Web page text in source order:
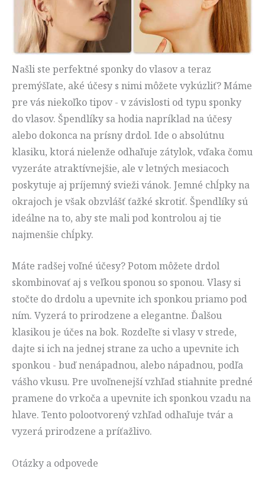
Našli ste perfektné sponky do vlasov a teraz
premýšľate, aké účesy s nimi môžete vykúzliť? Máme
pre vás niekoľko tipov - v závislosti od typu sponky
do vlasov. Špendlíky sa hodia napríklad na účesy
alebo dokonca na prísny drdol. Ide o absolútnu
klasiku, ktorá nielenže odhaľuje zátylok, vďaka čomu
vyzeráte atraktívnejšie, ale v letných mesiacoch
poskytuje aj príjemný svieži vánok. Jemné chĺpky na
okrajoch je však obzvlášť ťažké skrotiť. Špendlíky sú
ideálne na to, aby ste mali pod kontrolou aj tie
najmenšie chĺpky.
Máte radšej voľné účesy? Potom môžete drdol
skombinovať aj s veľkou sponou so sponou. Vlasy si
stočte do drdolu a upevnite ich sponkou priamo pod
ním. Vyzerá to prirodzene a elegantne. Ďalšou
klasikou je účes na bok. Rozdeľte si vlasy v strede,
dajte si ich na jednej strane za ucho a upevnite ich
sponkou - buď nenápadnou, alebo nápadnou, podľa
vášho vkusu. Pre uvoľnenejší vzhľad stiahnite predné
pramene do vrkoča a upevnite ich sponkou vzadu na
hlave. Tento polootvorený vzhľad odhaľuje tvár a
vyzerá prirodzene a príťažlivo.
Otázky a odpovede